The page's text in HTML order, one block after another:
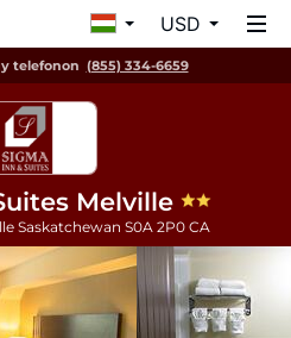
USD
telefonon (855) 334-6659
Melville
Saskatchewan S0A 2P0 CA